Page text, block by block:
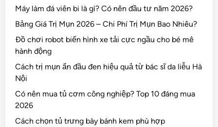
Máy làm đá viên bi là gì? Có nên đầu tư năm 2026?
Bảng Giá Trị Mụn 2026 – Chi Phí Trị Mụn Bao Nhiêu?
Đồ chơi robot biến hình xe tải cực ngầu cho bé mê
hành động
Cách trị mụn ẩn đầu đen hiệu quả từ bác sĩ da liễu Hà
Nội
Có nên mua tủ cơm công nghiệp? Top 10 đáng mua
2026
Cách chọn tủ trưng bày bánh kem phù hợp